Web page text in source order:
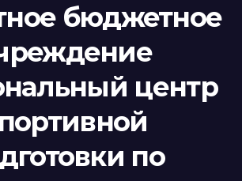
бюджетное
центр
по